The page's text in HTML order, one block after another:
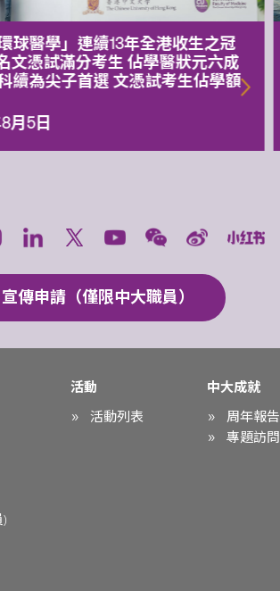
球醫學」連續13年全港收生之冠
文憑試滿分考生 佔學醫狀元六成
續為尖子首選 文憑試考生佔學額
月5日
宣傳申請（僅限中大職員）
活動
活動列表
中大成就
周年報告
專題訪問